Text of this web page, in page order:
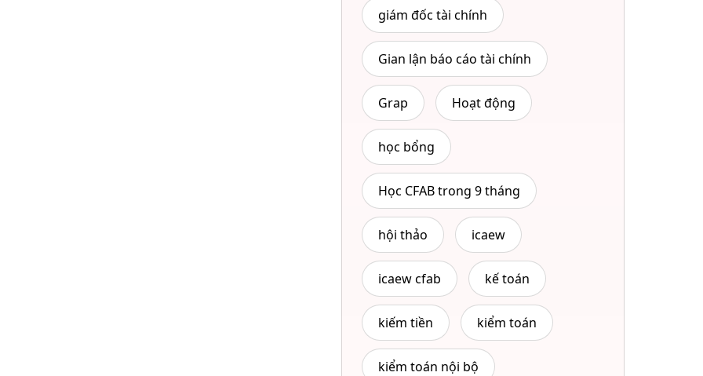
giám đốc tài chính
Gian lận báo cáo tài chính
Grap Hoạt động
học bổng
Học CFAB trong 9 tháng
hội thảo icaew
icaew cfab kế toán
kiếm tiền kiểm toán
kiểm toán nội bộ